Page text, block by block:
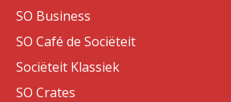
SO Business
SO Café de Sociëteit
Sociëteit Klassiek
SO Crates